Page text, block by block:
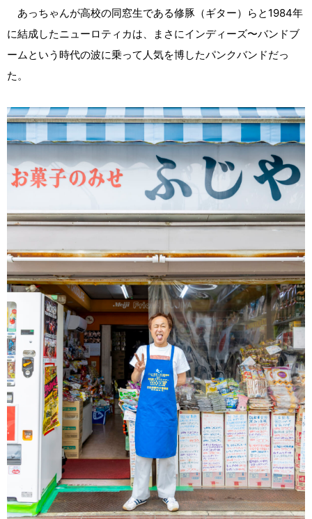
あっちゃんが高校の同窓生である修豚（ギター）らと1984年
に結成したニューロティカは、まさにインディーズ〜バンドブ
ームという時代の波に乗って人気を博したパンクバンドだっ
た。